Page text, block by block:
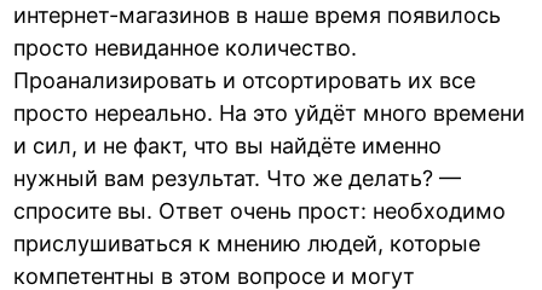
интернет-магазинов в наше время появилось
просто невиданное количество.
Проанализировать и отсортировать их все
просто нереально. На это уйдёт много времени
и сил, и не факт, что вы найдёте именно
нужный вам результат. Что же делать? —
спросите вы. Ответ очень прост: необходимо
прислушиваться к мнению людей, которые
компетентны в этом вопросе и могут